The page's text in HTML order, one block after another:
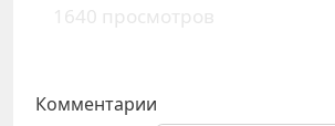
1640 просмотров
Комментарии